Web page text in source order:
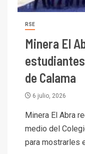
RSE
Minera El
de Calama
6 julio, 2026
Minera El Abra
medio del
para mostrarles